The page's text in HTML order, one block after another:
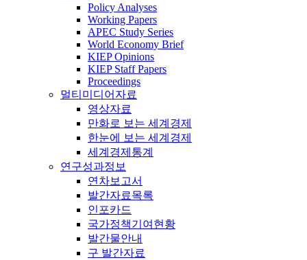
Policy Analyses
Working Papers
APEC Study Series
World Economy Brief
KIEP Opinions
KIEP Staff Papers
Proceedings
멀티미디어자료
영상자료
만화로 보는 세계경제
한눈에 보는 세계경제
세계경제통계
연구성과정보
연차보고서
발간자료목록
인포카드
국가정책기여현황
발간물안내
구 발간자료